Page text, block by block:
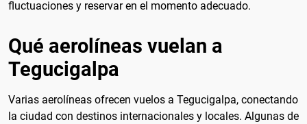
fluctuaciones y reservar en el momento adecuado.
Qué aerolíneas vuelan a
Tegucigalpa
Varias aerolíneas ofrecen vuelos a Tegucigalpa, conectando
la ciudad con destinos internacionales y locales. Algunas de